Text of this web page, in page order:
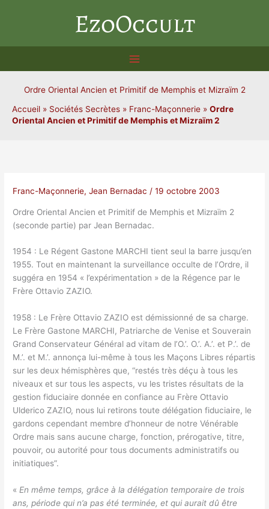
EzoOccult
Ordre Oriental Ancien et Primitif de Memphis et Mizraïm 2
Accueil » Sociétés Secrètes » Franc-Maçonnerie » Ordre
Oriental Ancien et Primitif de Memphis et Mizraïm 2
Franc-Maçonnerie,Jean Bernadac /19 octobre 2003
Ordre Oriental Ancien et Primitif de Memphis et Mizraïm 2
(seconde partie) par Jean Bernadac.
1954 : Le Régent Gastone MARCHI tient seul la barre jusqu’en
1955. Tout en maintenant la surveillance occulte de l’Ordre, il
suggéra en 1954 « l’expérimentation » de la Régence par le
Frère Ottavio ZAZIO.
1958 : Le Frère Ottavio ZAZIO est démissionné de sa charge.
Le Frère Gastone MARCHI, Patriarche de Venise et Souverain
Grand Conservateur Général ad vitam de l’O.’. O.’. A.’. et P.’. de
M.’. et M.’. annonça lui-même à tous les Maçons Libres répartis
sur les deux hémisphères que, “restés très déçu à tous les
niveaux et sur tous les aspects, vu les tristes résultats de la
gestion fiduciaire donnée en confiance au Frère Ottavio
Ulderico ZAZIO, nous lui retirons toute délégation fiduciaire, le
gardons cependant membre d’honneur de notre Vénérable
Ordre mais sans aucune charge, fonction, prérogative, titre,
pouvoir, ou autorité pour tous documents administratifs ou
initiatiques”.
« En même temps, grâce à la délégation temporaire de trois
ans, période qui n’a pas été terminée, et qui aurait dû être